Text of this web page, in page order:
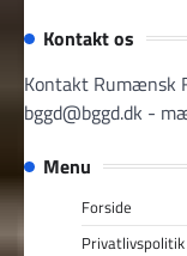
Kontakt os
Kontakt Rumænsk
bggd@bggd.dk -
Menu
Forside
Privatlivspolitik